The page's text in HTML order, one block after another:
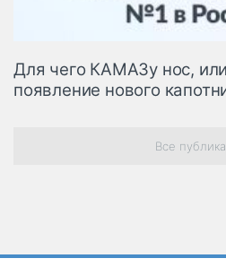
Для чего КАМАЗу нос,
появление нового
Все